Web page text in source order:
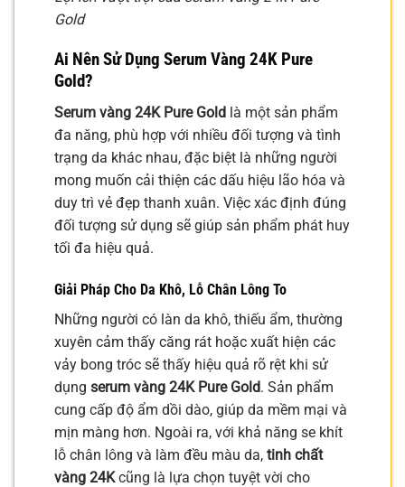
Gold
Ai Nên Sử Dụng Serum Vàng 24K Pure
Gold?
Serum vàng 24K Pure Gold là một sản phẩm
đa năng, phù hợp với nhiều đối tượng và tình
trạng da khác nhau, đặc biệt là những người
mong muốn cải thiện các dấu hiệu lão hóa và
duy trì vẻ đẹp thanh xuân. Việc xác định đúng
đối tượng sử dụng sẽ giúp sản phẩm phát huy
tối đa hiệu quả.
Giải Pháp Cho Da Khô, Lỗ Chân Lông To
Những người có làn da khô, thiếu ẩm, thường
xuyên cảm thấy căng rát hoặc xuất hiện các
vảy bong tróc sẽ thấy hiệu quả rõ rệt khi sử
dụng serum vàng 24K Pure Gold. Sản phẩm
cung cấp độ ẩm dồi dào, giúp da mềm mại và
mịn màng hơn. Ngoài ra, với khả năng se khít
lỗ chân lông và làm đều màu da, tinh chất
vàng 24Kcũng là lựa chọn tuyệt vời cho